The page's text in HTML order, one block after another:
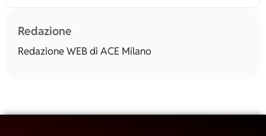
Redazione
Redazione WEB di ACE Milano